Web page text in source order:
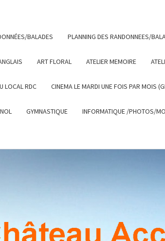
BALADES PLANNING DES RANDONNEES/
ART FLORAL ATELIER MEMOIRE
LOCAL RDC CINEMA LE MARDI UNE FOIS PAR MOIS
GYMNASTIQUE INFORMATIQUE /PHOTOS/